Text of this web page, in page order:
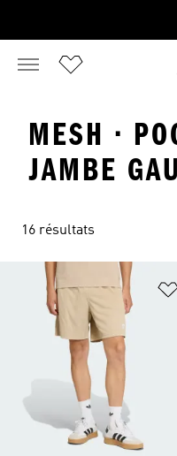
MESH ·
JAMBE
16 résultats